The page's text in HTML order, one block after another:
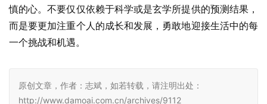
慎的心。不要仅仅依赖于科学或是玄学所提供的预测结果，
而是要更加注重个人的成长和发展，勇敢地迎接生活中的每
一个挑战和机遇。
原创文章，作者：志斌，如若转载，请注明出处：
http://www.damoai.com.cn/archives/9112